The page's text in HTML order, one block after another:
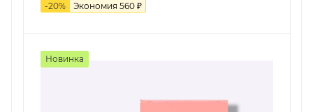
-20% Экономия 560 ₽
Новинка